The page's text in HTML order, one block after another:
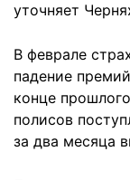
уточняет
В феврале
падение
конце
полисов
за два месяца